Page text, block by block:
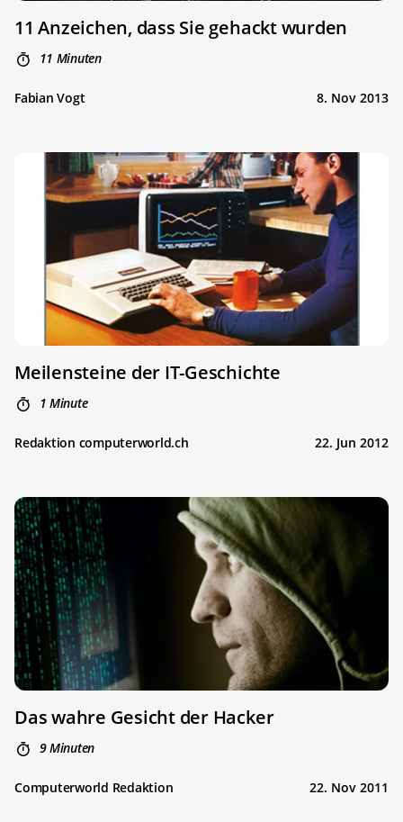
11 Anzeichen, dass Sie gehackt wurden
11 Minuten
Fabian Vogt 8. Nov 2013
Meilensteine der IT-Geschichte
1 Minute
Redaktion computerworld.ch 22. Jun 2012
Das wahre Gesicht der Hacker
9 Minuten
Computerworld Redaktion 22. Nov 2011